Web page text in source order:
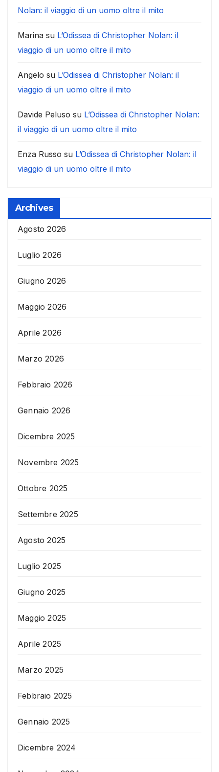
Nolan: il viaggio di un uomo oltre il mito
Marina su L’Odissea di Christopher Nolan: il
viaggio di un uomo oltre il mito
Angelo su L’Odissea di Christopher Nolan: il
viaggio di un uomo oltre il mito
Davide Peluso su L’Odissea di Christopher Nolan:
il viaggio di un uomo oltre il mito
Enza Russo su L’Odissea di Christopher Nolan: il
viaggio di un uomo oltre il mito
Archives
Agosto 2026
Luglio 2026
Giugno 2026
Maggio 2026
Aprile 2026
Marzo 2026
Febbraio 2026
Gennaio 2026
Dicembre 2025
Novembre 2025
Ottobre 2025
Settembre 2025
Agosto 2025
Luglio 2025
Giugno 2025
Maggio 2025
Aprile 2025
Marzo 2025
Febbraio 2025
Gennaio 2025
Dicembre 2024